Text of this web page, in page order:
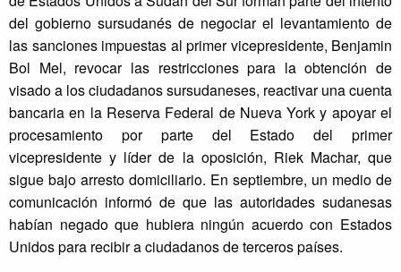
del gobierno sursudanés de negociar el levantamiento de
las sanciones impuestas al primer vicepresidente, Benjamin
Bol Mel, revocar las restricciones para la obtención de
visado a los ciudadanos sursudaneses, reactivar una cuenta
bancaria en la Reserva Federal de Nueva York y apoyar el
procesamiento por parte del Estado del primer
vicepresidente y líder de la oposición, Riek Machar, que
sigue bajo arresto domiciliario. En septiembre, un medio de
comunicación informó de que las autoridades sudanesas
habían negado que hubiera ningún acuerdo con Estados
Unidos para recibir a ciudadanos de terceros países.